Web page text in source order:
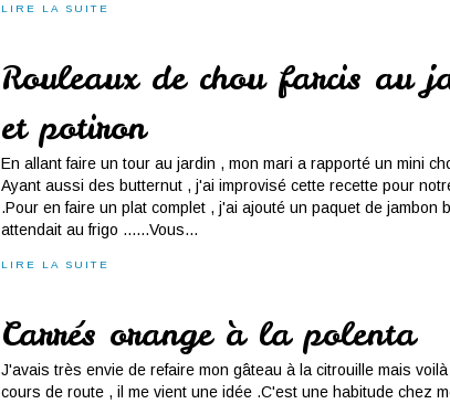
LIRE LA SUITE
Rouleaux de chou farcis au
et potiron
En allant faire un tour au jardin , mon mari a rapporté un mini
Ayant aussi des butternut , j'ai improvisé cette recette pour
.Pour en faire un plat complet , j'ai ajouté un paquet de jambon
attendait au frigo ......Vous...
LIRE LA SUITE
Carrés orange à la polenta
J'avais très envie de refaire mon gâteau à la citrouille mais
cours de route , il me vient une idée .C'est une habitude chez